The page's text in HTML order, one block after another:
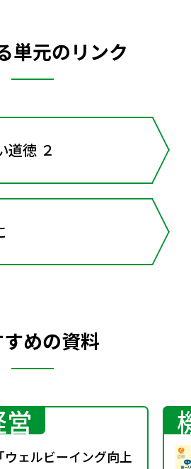
単元のリンク
道徳 ２
めの資料
「ウェルビーイング向上